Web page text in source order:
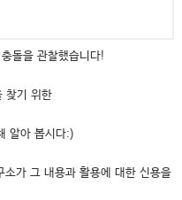
돌을 관찰했습니다!
찾기 위한
알아 봅시다:)
가 그 내용과 활용에 대한 신용을